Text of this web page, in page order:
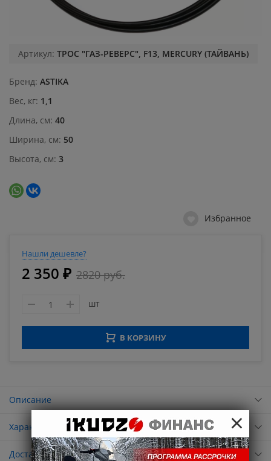
Артикул: ТРОС "ГАЗ-РЕВЕРС", F13, MERCURY (ТАЙВАНЬ)
Бренд ASTIKA
Вес, кг 1,1
Длина, см 40
Ширина, см 50
Высота, см 3
Избранное
Нашли дешевле?
2 350 ₽ 2820 руб.
шт
В КОРЗИНУ
Описание
Характеристики
Доставка
×